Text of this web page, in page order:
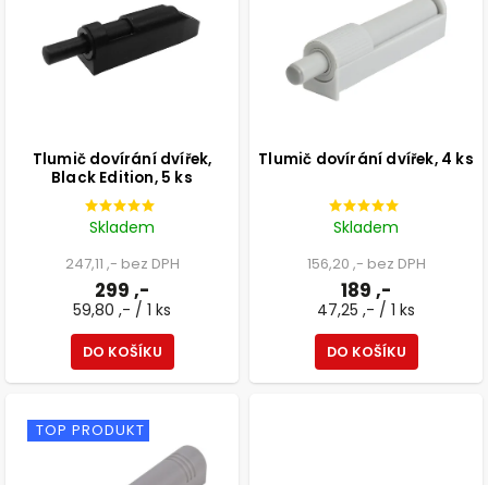
Tlumič dovírání dvířek,
Black Edition, 5 ks
Skladem
247,11 ,- bez DPH
299 ,-
59,80 ,- / 1 ks
DO KOŠÍKU
Tlumič dovírání dvířek, 4 ks
Skladem
156,20 ,- bez DPH
189 ,-
47,25 ,- / 1 ks
DO KOŠÍKU
TOP PRODUKT